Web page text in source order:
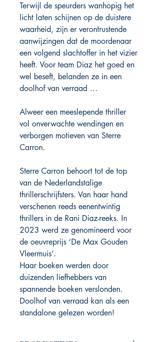
Terwijl de speurders wanhopig het
licht laten schijnen op de duistere
waarheid, zijn er verontrustende
aanwijzingen dat de moordenaar
een volgend slachtoffer in het vizier
heeft. Voor team Diaz het goed en
wel beseft, belanden ze in een
doolhof van verraad …
Alweer een meeslepende thriller
vol onverwachte wendingen en
verborgen motieven van Sterre
Carron.
Sterre Carron behoort tot de top
van de Nederlandstalige
thrillerschrijfsters. Van haar hand
verschenen reeds eenentwintig
thrillers in de Rani Diaz-reeks. In
2023 werd ze genomineerd voor
de oeuvreprijs ‘De Max Gouden
Vleermuis’.
Haar boeken werden door
duizenden liefhebbers van
spannende boeken verslonden.
Doolhof van verraad kan als een
standalone gelezen worden!